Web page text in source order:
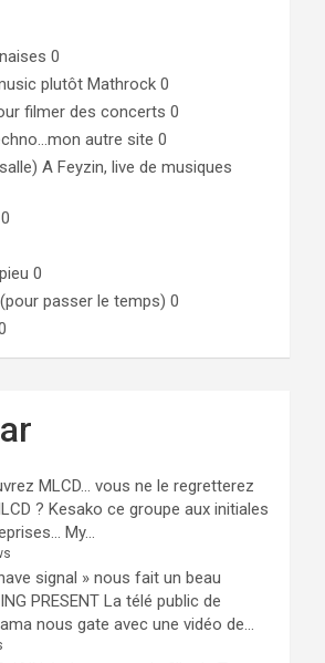
0
plutôt Mathrock 0
filmer des concerts 0
autre site 0
A Feyzin, live de musiques
0
0
passer le temps) 0
MLCD… vous ne le regretterez
? Kesako ce groupe aux initiales
My...
signal » nous fait un beau
PRESENT La télé public de
nous gate avec une vidéo de...